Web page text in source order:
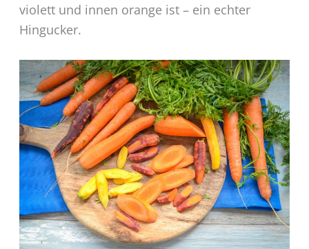
violett und innen orange ist – ein echter
Hingucker.